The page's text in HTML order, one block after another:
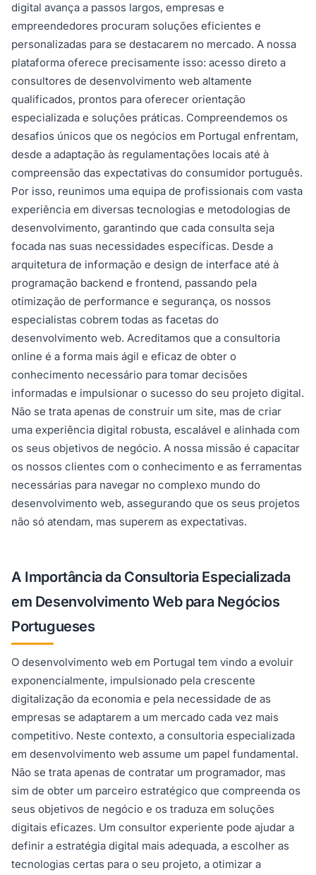
digital avança a passos largos, empresas e
empreendedores procuram soluções eficientes e
personalizadas para se destacarem no mercado. A nossa
plataforma oferece precisamente isso: acesso direto a
consultores de desenvolvimento web altamente
qualificados, prontos para oferecer orientação
especializada e soluções práticas. Compreendemos os
desafios únicos que os negócios em Portugal enfrentam,
desde a adaptação às regulamentações locais até à
compreensão das expectativas do consumidor português.
Por isso, reunimos uma equipa de profissionais com vasta
experiência em diversas tecnologias e metodologias de
desenvolvimento, garantindo que cada consulta seja
focada nas suas necessidades específicas. Desde a
arquitetura de informação e design de interface até à
programação backend e frontend, passando pela
otimização de performance e segurança, os nossos
especialistas cobrem todas as facetas do
desenvolvimento web. Acreditamos que a consultoria
online é a forma mais ágil e eficaz de obter o
conhecimento necessário para tomar decisões
informadas e impulsionar o sucesso do seu projeto digital.
Não se trata apenas de construir um site, mas de criar
uma experiência digital robusta, escalável e alinhada com
os seus objetivos de negócio. A nossa missão é capacitar
os nossos clientes com o conhecimento e as ferramentas
necessárias para navegar no complexo mundo do
desenvolvimento web, assegurando que os seus projetos
não só atendam, mas superem as expectativas.
A Importância da Consultoria Especializada
em Desenvolvimento Web para Negócios
Portugueses
O desenvolvimento web em Portugal tem vindo a evoluir
exponencialmente, impulsionado pela crescente
digitalização da economia e pela necessidade de as
empresas se adaptarem a um mercado cada vez mais
competitivo. Neste contexto, a consultoria especializada
em desenvolvimento web assume um papel fundamental.
Não se trata apenas de contratar um programador, mas
sim de obter um parceiro estratégico que compreenda os
seus objetivos de negócio e os traduza em soluções
digitais eficazes. Um consultor experiente pode ajudar a
definir a estratégia digital mais adequada, a escolher as
tecnologias certas para o seu projeto, a otimizar a